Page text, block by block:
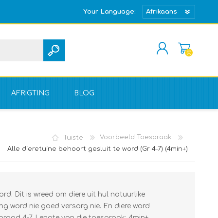
Your Language:
REGISTREER
TEKEN IN
(0)
AFRIGTING BLOG
Tuiste
Voorbeeld Toespraak
Alle dieretuine behoort gesluit te word (Gr 4-7) (4min+)
Dit is wreed om diere uit hul natuurlike
word nie goed versorg nie. En diere word